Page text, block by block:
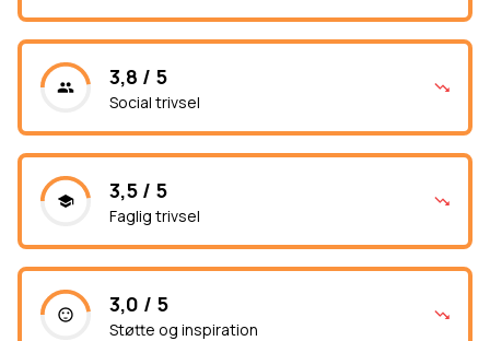
3,8 / 5
Social trivsel
3,5 / 5
Faglig trivsel
3,0 / 5
Støtte og inspiration